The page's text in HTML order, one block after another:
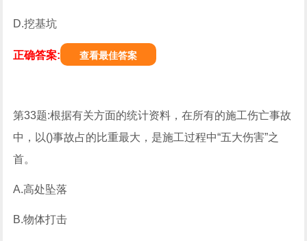
D.挖基坑
正确答案: 查看最佳答案
第33题:根据有关方面的统计资料，在所有的施工伤亡事故
中，以()事故占的比重最大，是施工过程中“五大伤害”之
首。
A.高处坠落
B.物体打击